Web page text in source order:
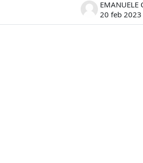
20 feb 2023